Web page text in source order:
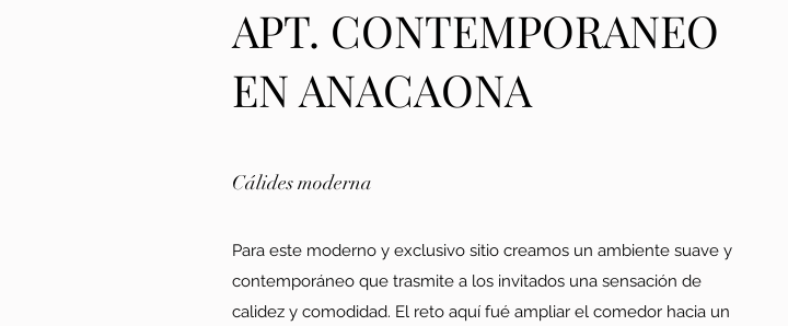
APT. CONTEMPORANEO
EN ANACAONA
Cálides moderna
Para este moderno y exclusivo sitio creamos un ambiente suave y
contemporáneo que trasmite a los invitados una sensación de
calidez y comodidad. El reto aquí fué ampliar el comedor hacia un